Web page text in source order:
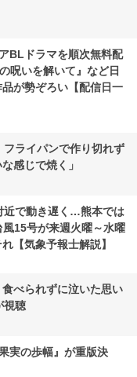
BLドラマを順次無料配
いを解いて』など日
が勢ぞろい【配信日一
ライパンで作り切れず
感じで焼く」
近で動き遅く…熊本では
15号が来週火曜～水曜
【気象予報士解説】
べられずに泣いた思い
視聴
実の歩幅』が重版決